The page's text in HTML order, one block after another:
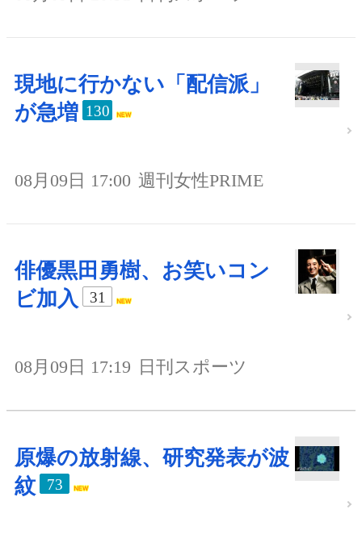
現地に行かない「配信派」
が急増 130
08月09日 17:00 週刊女性PRIME
俳優黒田勇樹、お笑いコン
ビ加入
31
08月09日 17:19 日刊スポーツ
原爆の放射線、研究発表が波
紋
73